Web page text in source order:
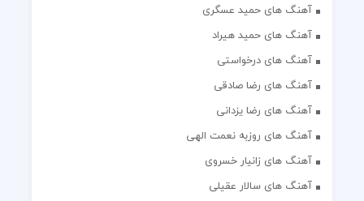
آهنگ های حمید عسگری
آهنگ های حمید هیراد
آهنگ های درخواستی
آهنگ های رضا صادقی
آهنگ های رضا یزدانی
آهنگ های روزبه نعمت الهی
آهنگ های زانیار خسروی
آهنگ های سالار عقیلی